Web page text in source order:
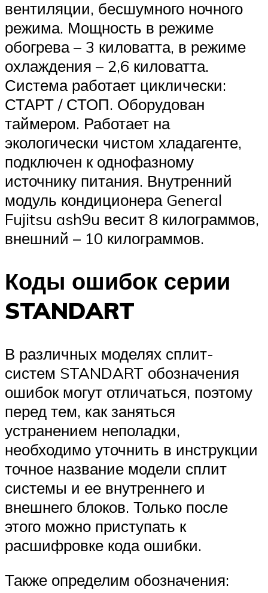
вентиляции, бесшумного ночного
режима. Мощность в режиме
обогрева – 3 киловатта, в режиме
охлаждения – 2,6 киловатта.
Система работает циклически:
СТАРТ / СТОП. Оборудован
таймером. Работает на
экологически чистом хладагенте,
подключен к однофазному
источнику питания. Внутренний
модуль кондиционера General
Fujitsu ash9u весит 8 килограммов,
внешний – 10 килограммов.
Коды ошибок серии
STANDART
В различных моделях сплит-
систем STANDART обозначения
ошибок могут отличаться, поэтому
перед тем, как заняться
устранением неполадки,
необходимо уточнить в инструкции
точное название модели сплит
системы и ее внутреннего и
внешнего блоков. Только после
этого можно приступать к
расшифровке кода ошибки.
Также определим обозначения: